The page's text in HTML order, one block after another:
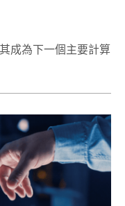
成為下一個主要計算